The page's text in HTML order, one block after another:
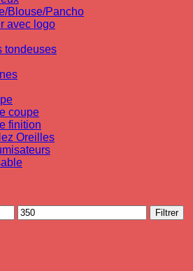
Blouse/Pancho
avec logo
tondeuses
coupe
finition
Oreilles
Prix
max
Filtrer